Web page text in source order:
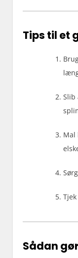
Tips til et
Slib
Sådan